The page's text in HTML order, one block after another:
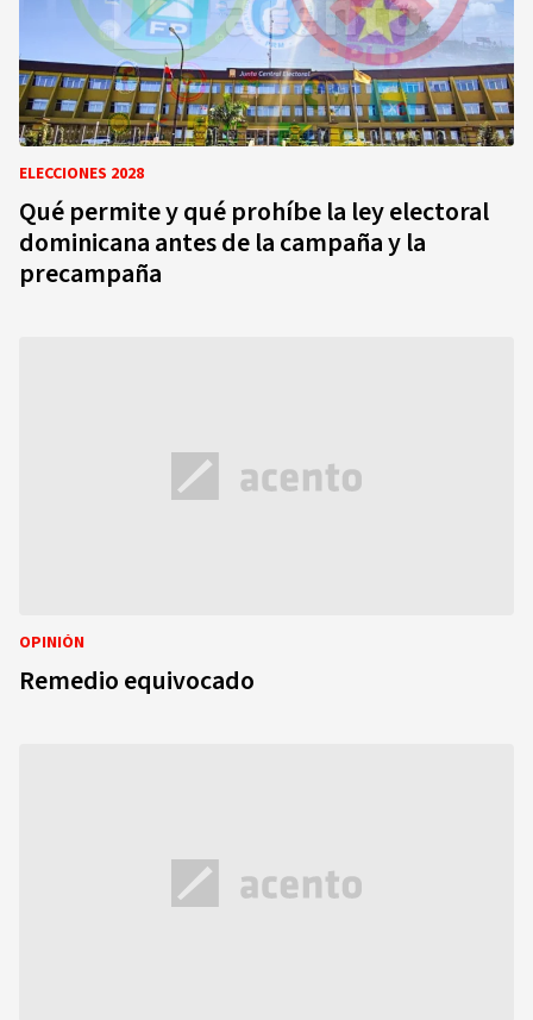
ELECCIONES 2028
Qué permite y qué prohíbe la ley electoral
dominicana antes de la campaña y la
precampaña
OPINIÓN
Remedio equivocado